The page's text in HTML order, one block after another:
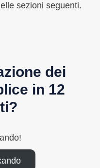
sezioni seguenti.
dei
in 12